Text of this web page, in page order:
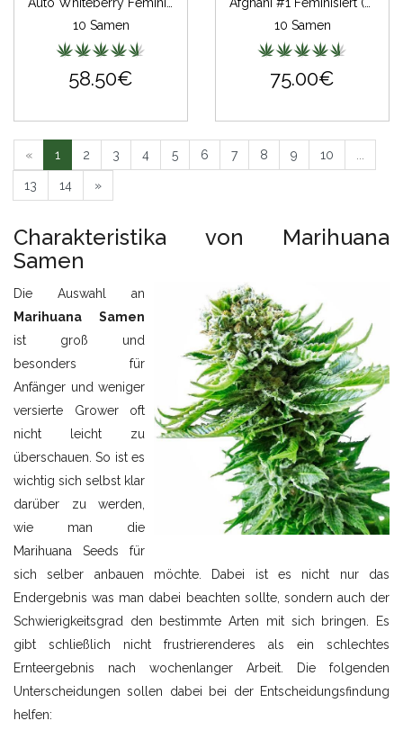
10 Samen
58.50€
10 Samen
75.00€
« 1 2 3 4 5 6 7 8 9 10
13 14 »
Charakteristika von Marihuana
Samen
Die Auswahl an
Marihuana Samen
ist groß und
besonders für
Anfänger und weniger
versierte Grower oft
nicht leicht zu
überschauen. So ist es
wichtig sich selbst klar
darüber zu werden,
wie man die
Marihuana Seeds für
sich selber anbauen möchte. Dabei ist es nicht nur das
Endergebnis was man dabei beachten sollte, sondern auch der
Schwierigkeitsgrad den bestimmte Arten mit sich bringen. Es
gibt schließlich nicht frustrierenderes als ein schlechtes
Ernteergebnis nach wochenlanger Arbeit. Die folgenden
Unterscheidungen sollen dabei bei der Entscheidungsfindung
helfen: